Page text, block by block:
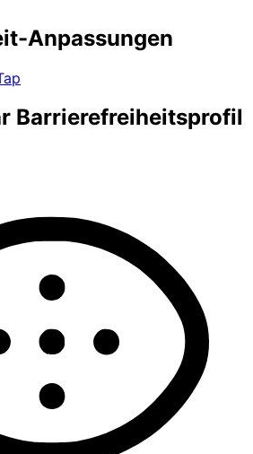
Anpassungen
Barrierefreiheitsprofil